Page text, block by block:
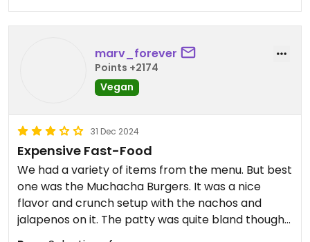
marv_forever
Points +2174
Vegan
31 Dec 2024
Expensive Fast-Food
We had a variety of items from the menu. But best
one was the Muchacha Burgers. It was a nice
flavor and crunch setup with the nachos and
jalapenos on it. The patty was quite bland though
and not very fried. Same with the Vacon Burger,